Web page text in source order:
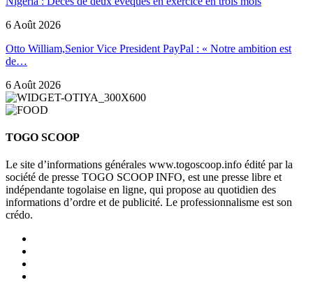
6 Août 2026
Otto William,Senior Vice President PayPal : « Notre ambition est
de…
6 Août 2026
TOGO SCOOP
Le site d’informations générales www.togoscoop.info édité par la
société de presse TOGO SCOOP INFO, est une presse libre et
indépendante togolaise en ligne, qui propose au quotidien des
informations d’ordre et de publicité. Le professionnalisme est son
crédo.